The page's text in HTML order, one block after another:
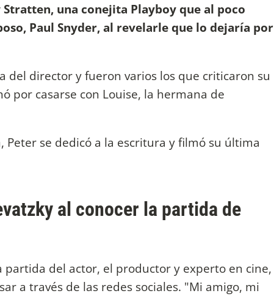
una conejita Playboy que al poco
Paul Snyder, al revelarle que lo dejaría por
del director y fueron varios los que criticaron su
por casarse con Louise, la hermana de
Peter se dedicó a la escritura y filmó su última
al conocer la partida de
partida del actor, el productor y experto en cine,
a través de las redes sociales. "Mi amigo, mi